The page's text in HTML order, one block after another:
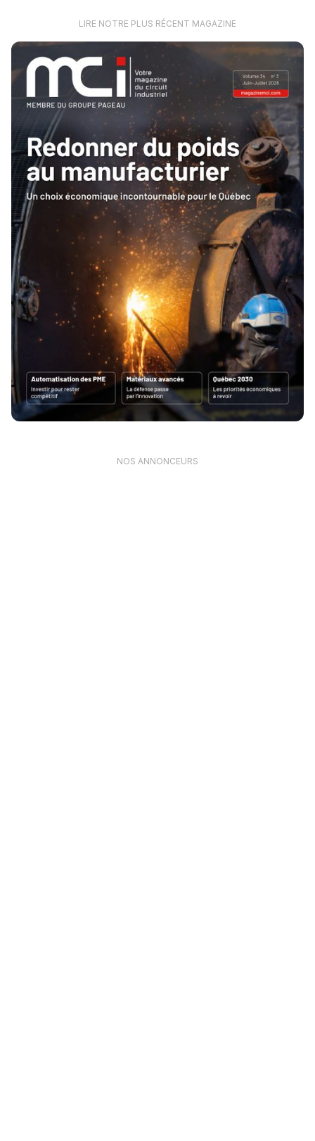
LIRE NOTRE PLUS RÉCENT MAGAZINE
NOS ANNONCEURS